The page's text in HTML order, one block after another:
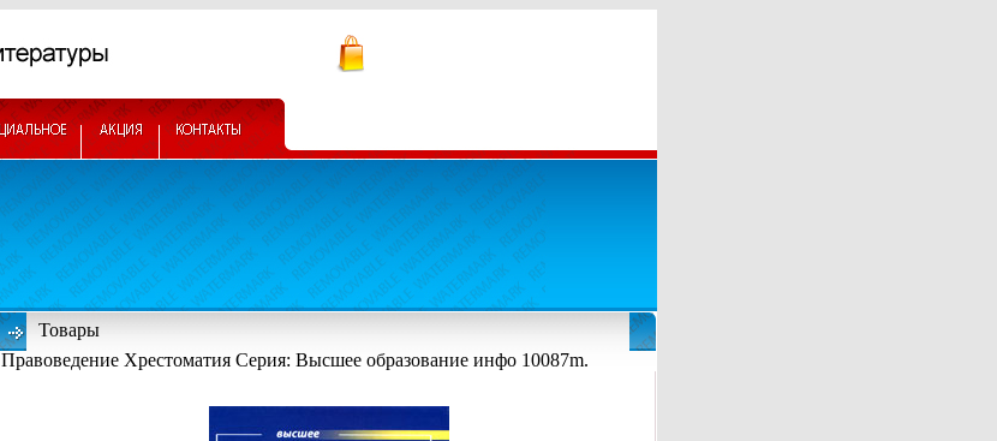
Товары
Правоведение Хрестоматия Серия: Высшее образование инфо 10087m.